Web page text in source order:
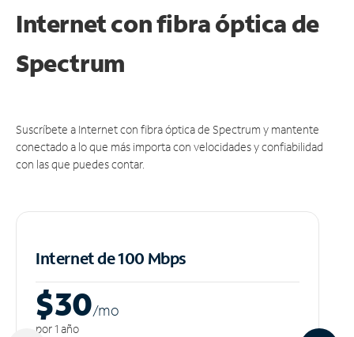
Internet con fibra óptica de
Spectrum
Suscríbete a Internet con fibra óptica de Spectrum y mantente
conectado a lo que más importa con velocidades y confiabilidad
con las que puedes contar.
Internet de 100 Mbps
$30/mo
por 1 año